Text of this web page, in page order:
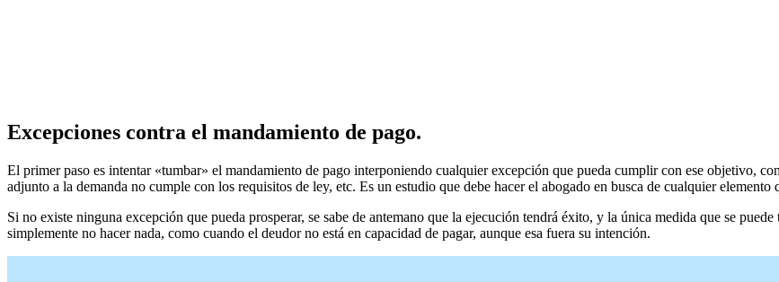
Excepciones contra el mandamiento de pago.
El primer paso es intentar «tumbar» el mandamiento de pago interponiendo cualquier excepción que pueda cumplir con ese objetivo,
adjunto a la demanda no cumple con los requisitos de ley, etc. Es un estudio que debe hacer el abogado en busca de cualquier elemento
Si no existe ninguna excepción que pueda prosperar, se sabe de antemano que la ejecución tendrá éxito, y la única medida que se
simplemente no hacer nada, como cuando el deudor no está en capacidad de pagar, aunque esa fuera su intención.